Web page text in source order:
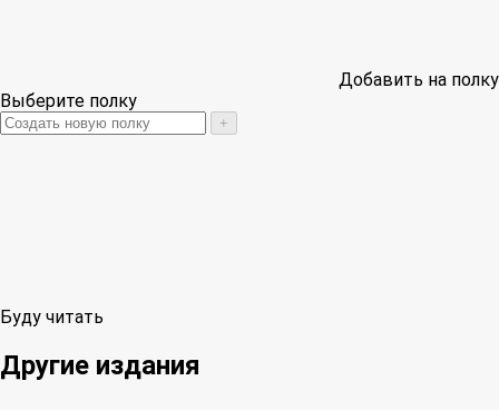
Добавить на полку
Выберите полку
+
Буду читать
Другие издания